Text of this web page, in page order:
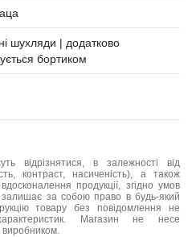
шухляди | додатково
бортиком
відрізнятися, в залежності від
контраст, насиченість), а також
продукції, згідно умов
залишає за собою право в будь-який
товару без повідомлення не
Магазин не несе
виробником.